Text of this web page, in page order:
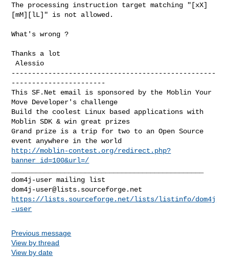
The processing instruction target matching "[xX]
[mM][lL]" is not allowed.
What's wrong ?
Thanks a lot
--------------------------------------------------
-----------------------
This SF.Net email is sponsored by the Moblin Your
Move Developer's challenge
Build the coolest Linux based applications with
Moblin SDK & win great prizes
Grand prize is a trip for two to an Open Source
http://moblin-contest.org/redirect.php?
banner_id=100&url=/
dom4j-user@lists.sourceforge.net
https://lists.sourceforge.net/lists/listinfo/dom4j
-user
Previous message
View by thread
View by date